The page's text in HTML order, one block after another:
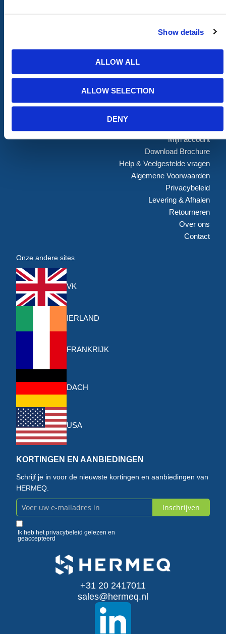
Show details
ALLOW ALL
ALLOW SELECTION
DENY
GRP Producten
Tuin
Hout Producten
Landbouw
Mijn account
Download Brochure
Help & Veelgestelde vragen
Algemene Voorwaarden
Privacybeleid
Levering & Afhalen
Retourneren
Over ons
Contact
Onze andere sites
VK
IERLAND
FRANKRIJK
DACH
USA
KORTINGEN EN AANBIEDINGEN
Schrijf je in voor de nieuwste kortingen en aanbiedingen van
HERMEQ.
Abonneer
u
Inschrijven
Ik heb hetprivacybeleid gelezen en
geaccepteerd
+31 20 2417011
sales@hermeq.nl